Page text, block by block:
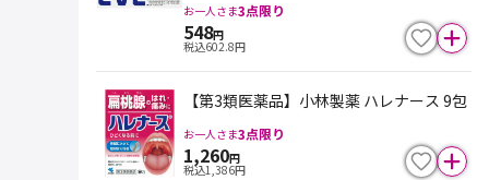
お一人さま3点限り
548円
税込602.8円
【第3類医薬品】小林製薬 ハレナース 9包
お一人さま3点限り
1,260円
税込1,386円